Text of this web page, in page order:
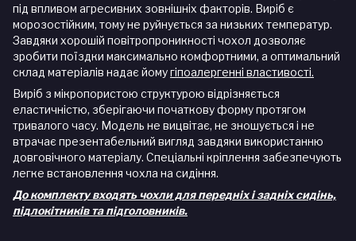
під впливом агресивних зовнішніх факторів. Виріб є
морозостійким, тому не руйнується за низьких температур.
Завдяки хорошій повітропроникності чохол дозволяє
зробити поїздки максимально комфортними, а оптимальний
склад матеріалів надає йомугіпоалергенні властивості.
Виріб з мікропористою структурою відрізняється
еластичністю, зберігаючи початкову форму протягом
тривалого часу. Модель не вицвітає, не зношується і не
втрачає презентабельний вигляд завдяки використанню
довговічного матеріалу. Спеціальні кріплення забезпечують
легке встановлення чохла на сидіння.
До комплекту входять чохли для передніх і задніх сидінь,
підлокітників та підголовників.